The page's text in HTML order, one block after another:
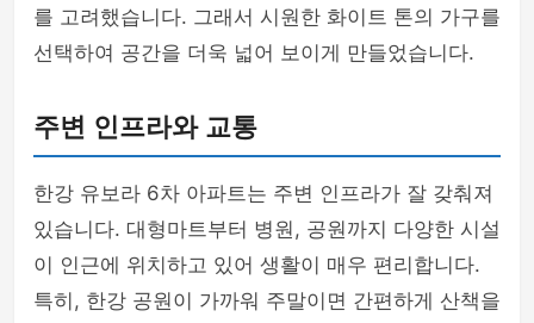
를 고려했습니다. 그래서 시원한 화이트 톤의 가구를
선택하여 공간을 더욱 넓어 보이게 만들었습니다.
주변 인프라와 교통
한강 유보라 6차 아파트는 주변 인프라가 잘 갖춰져
있습니다. 대형마트부터 병원, 공원까지 다양한 시설
이 인근에 위치하고 있어 생활이 매우 편리합니다.
특히, 한강 공원이 가까워 주말이면 간편하게 산책을